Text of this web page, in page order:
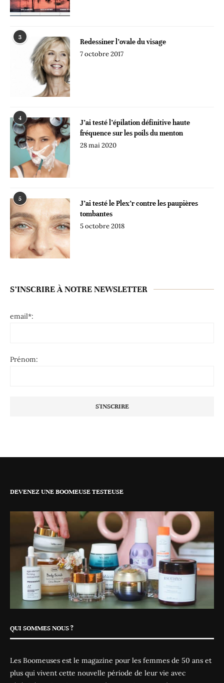
3
Redessiner l’ovale du visage
7 octobre 2017
4
J’ai testé l’épilation définitive haute
fréquence sur les poils du menton
28 mai 2020
5
J’ai testé le Plex’r contre les paupières
tombantes
5 octobre 2018
S’INSCRIRE À NOTRE NEWSLETTER
email*:
Prénom:
DEVENEZ UNE BOOMEUSE TESTEUSE
QUI SOMMES NOUS ?
Les Boomeuses est le magazine pour les femmes de 50 ans et
plus qui vivent cette nouvelle période de leur vie avec